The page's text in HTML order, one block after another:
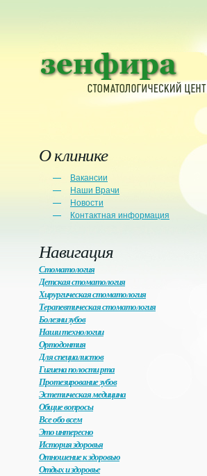
О клинике
Вакансии
Наши Врачи
Новости
Контактная информация
Навигация
Стоматология
Детская стоматология
Хирургическая стоматология
Терапевтическая стоматология
Болезни зубов
Наши технологии
Ортодонтия
Для специалистов
Гигиена полости рта
Протезирование зубов
Эстетическая медицина
Общие вопросы
Все обо всем
Это интересно
История здоровья
Отношение к здоровью
Отдых и здоровье